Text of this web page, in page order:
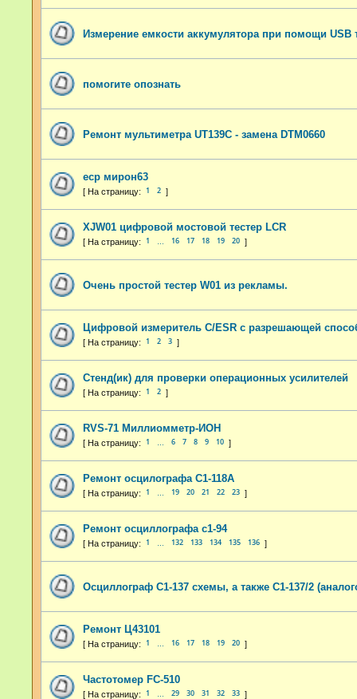
Измерение емкости аккумулятора при помощи USB
помогите опознать
Ремонт мультиметра UT139C - замена DTM0660
еср мирон63
1 2
XJW01 цифровой мостовой тестер LCR
1 16 17 18 19 20
Очень простой тестер W01 из рекламы.
Цифровой измеритель C/ESR с разрешающей
1 2 3
Стенд(ик) для проверки операционных усилителей
1 2
RVS-71 Миллиомметр-ИОН
1 6 7 8 9 10
Ремонт осцилографа С1-118А
1 19 20 21 22 23
Ремонт осциллографа с1-94
1 132 133 134 135 136
Осциллограф С1-137 схемы, а также С1-137/2
Ремонт Ц43101
1 16 17 18 19 20
Частотомер FC-510
1 29 30 31 32 33